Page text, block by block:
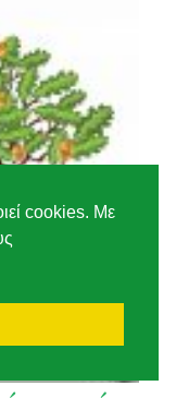
cookies. Με